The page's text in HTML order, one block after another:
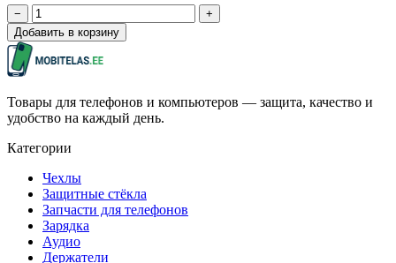
−
+
Добавить в корзину
Товары для телефонов и компьютеров — защита, качество и
удобство на каждый день.
Категории
Чехлы
Защитные стёкла
Запчасти для телефонов
Зарядка
Аудио
Держатели